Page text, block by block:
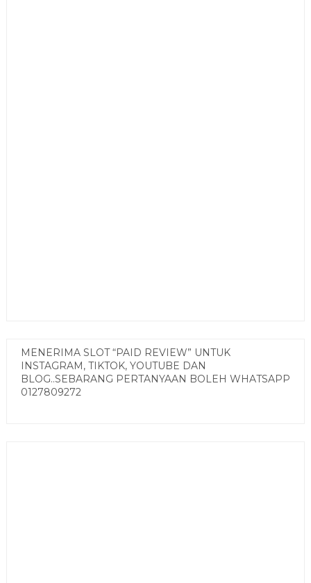
MENERIMA SLOT “PAID REVIEW” UNTUK
INSTAGRAM, TIKTOK, YOUTUBE DAN
BLOG..SEBARANG PERTANYAAN BOLEH WHATSAPP
0127809272